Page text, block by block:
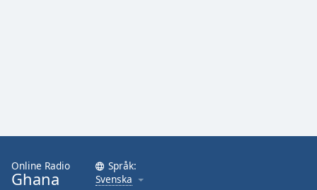
Modal
End
Online Radio
Ghana
Språk:
Svenska